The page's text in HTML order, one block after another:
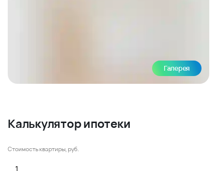
Галерея
Калькулятор ипотеки
Стоимость квартиры, руб.